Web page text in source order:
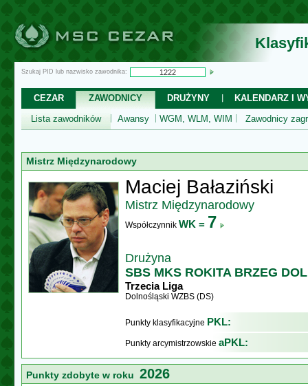
Szukaj PID lub nazwisko zawodnika:
CEZAR ZAWODNICY DRUŻYNY
KALENDARZ I
Lista zawodników
Awansy WGM, WLM, WIM Zawodnicy
Mistrz Międzynarodowy
Maciej Bałaziński
Mistrz Międzynarodowy
Współczynnik WK = 7
Drużyna
SBS MKS ROKITA BRZEG
Trzecia Liga
Dolnośląski WZBS (DS)
Punkty klasyfikacyjne PKL:
Punkty arcymistrzowskie aPKL:
Punkty zdobyte w roku 2026